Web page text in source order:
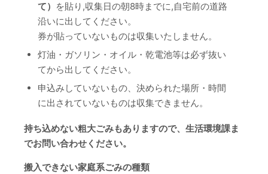
て） を貼り,収集日の朝8時までに,自宅前の道路
沿いに出してください。
券が貼っていないものは収集いたしません。
灯油・ガソリン・オイル・乾電池等は必ず抜い
てから出してください。
申込みしていないもの、決められた場所・時間
に出されていないものは収集できません。
持ち込めない粗大ごみもありますので、生活環境課ま
でお問い合わせください。
搬入できない家庭系ごみの種類